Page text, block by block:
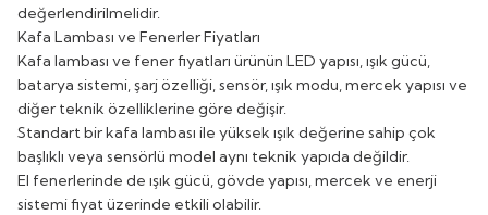
değerlendirilmelidir.
Kafa Lambası ve Fenerler Fiyatları
Kafa lambası ve fener fiyatları ürünün LED yapısı, ışık gücü,
batarya sistemi, şarj özelliği, sensör, ışık modu, mercek yapısı ve
diğer teknik özelliklerine göre değişir.
Standart bir kafa lambası ile yüksek ışık değerine sahip çok
başlıklı veya sensörlü model aynı teknik yapıda değildir.
El fenerlerinde de ışık gücü, gövde yapısı, mercek ve enerji
sistemi fiyat üzerinde etkili olabilir.